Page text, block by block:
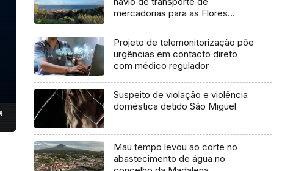
mercadorias para as Flores
Projeto de telemonitorização põe
urgências em contacto direto
com médico regulador
Suspeito de violação e violência
doméstica detido São Miguel
Mau tempo levou ao corte no
abastecimento de água no